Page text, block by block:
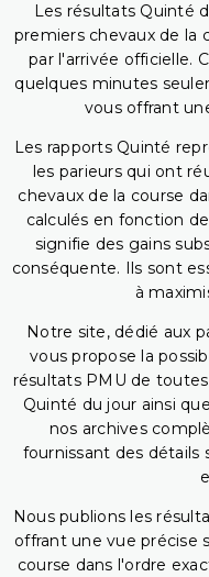
Les résultats Quinté
premiers chevaux de la
par l'arrivée officielle.
quelques minutes
vous offrant
Les rapports Quinté
les parieurs qui ont
chevaux de la course
calculés en fonction
signifie des gains
conséquente. Ils sont
à
Notre site, dédié aux
vous propose la
résultats PMU de
Quinté du jour ainsi
nos archives
fournissant des détails
Nous publions les
offrant une vue précise
course dans l'ordre